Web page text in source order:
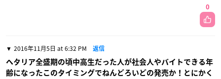
0
2016年11月5日 at 6:32 PM 返信
ヘタリア全盛期の頃中高生だった人が社会人やバイトできる年
齢になったこのタイミングでねんどろいどの発売か！とにかく